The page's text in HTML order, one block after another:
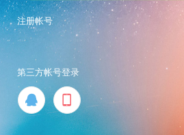
注册帐号
第三方帐号登录
 